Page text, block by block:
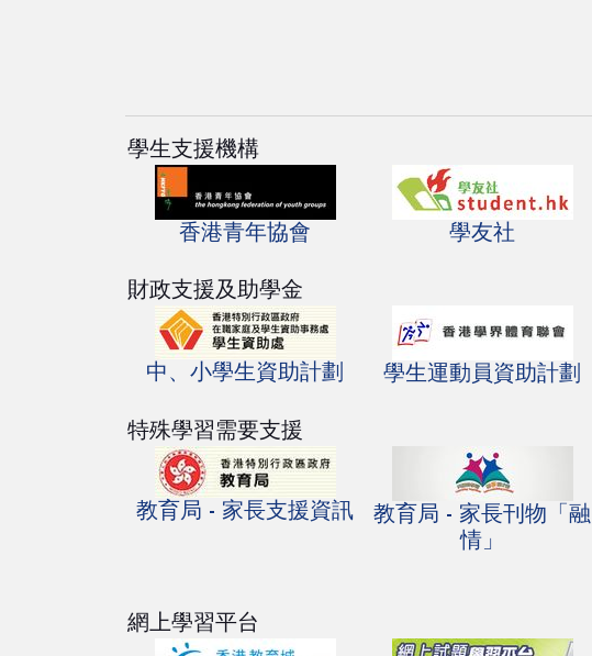
學生支援機構
香港青年協會 學友社
財政支援及助學金
中、小學生資助計劃
學生運動員資助計劃
特殊學習需要支援
教育局 - 家長支援資訊
教育局 - 家長刊物「融
情」
網上學習平台